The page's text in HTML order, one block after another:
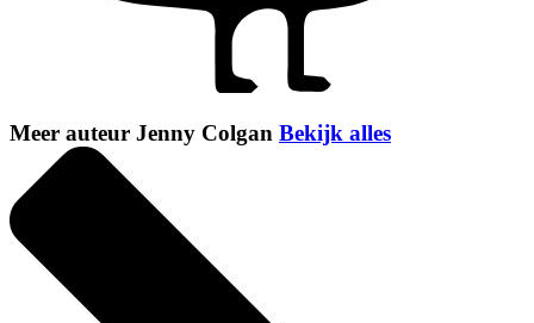
Meer auteur Jenny Colgan Bekijk alles